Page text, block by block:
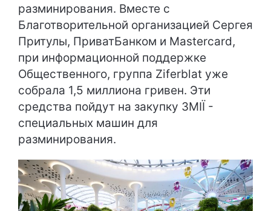
разминирования. Вместе с
Благотворительной организацией Сергея
Притулы, ПриватБанком и Mastercard,
при информационной поддержке
Общественного, группа Ziferblat уже
собрала 1,5 миллиона гривен. Эти
средства пойдут на закупку ЗМІЇ -
специальных машин для
разминирования.